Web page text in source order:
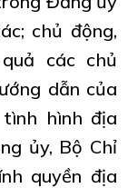
chủ động,
các chủ
dẫn của
hình địa
ủy, Bộ Chỉ
quyền địa